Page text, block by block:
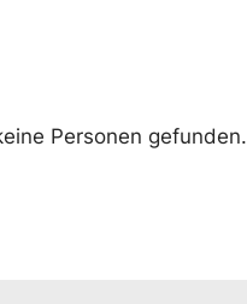
Personen gefunden.